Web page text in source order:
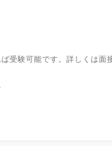
受験可能です。詳しくは面